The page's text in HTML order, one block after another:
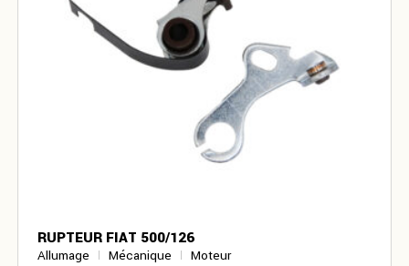
RUPTEUR FIAT 500/126
Allumage Mécanique Moteur